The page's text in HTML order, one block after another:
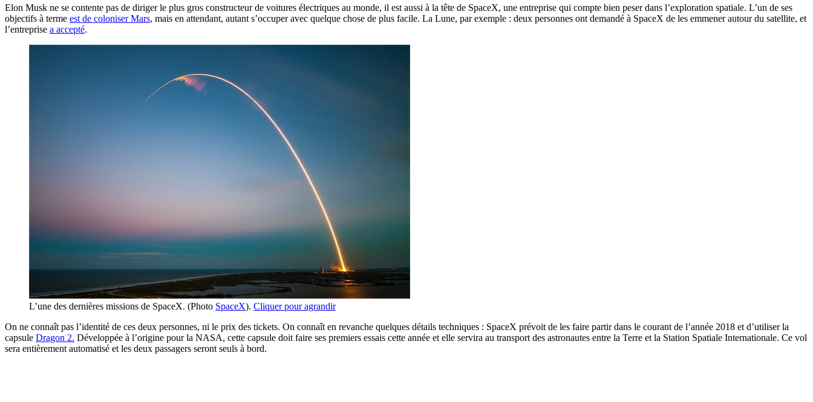
Elon Musk ne se contente pas de diriger le plus gros constructeur de voitures électriques au monde, il est aussi à la tête de SpaceX, une entreprise qui compte bien peser dans l’exploration spatiale. L’un de ses
objectifs à terme est de coloniser Mars, mais en attendant, autant s’occuper avec quelque chose de plus facile. La Lune, par exemple : deux personnes ont demandé à SpaceX de les emmener autour du satellite, et
l’entreprise a accepté.
L’une des dernières missions de SpaceX. (Photo SpaceX). Cliquer pour agrandir
On ne connaît pas l’identité de ces deux personnes, ni le prix des tickets. On connaît en revanche quelques détails techniques : SpaceX prévoit de les faire partir dans le courant de l’année 2018 et d’utiliser la
capsule Dragon 2. Développée à l’origine pour la NASA, cette capsule doit faire ses premiers essais cette année et elle servira au transport des astronautes entre la Terre et la Station Spatiale Internationale. Ce vol
sera entièrement automatisé et les deux passagers seront seuls à bord.